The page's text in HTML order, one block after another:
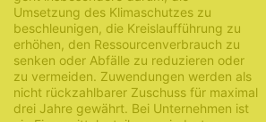
Umsetzung des Klimaschutzes zu
beschleunigen, die Kreislaufführung zu
erhöhen, den Ressourcenverbrauch zu
senken oder Abfälle zu reduzieren oder
zu vermeiden. Zuwendungen werden als
nicht rückzahlbarer Zuschuss für maximal
drei Jahre gewährt. Bei Unternehmen ist